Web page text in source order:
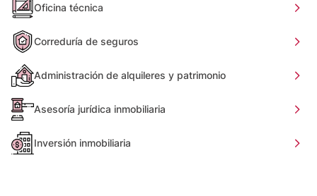
Oficina técnica
Correduría de seguros
Administración de alquileres y patrimonio
Asesoría jurídica inmobiliaria
Inversión inmobiliaria